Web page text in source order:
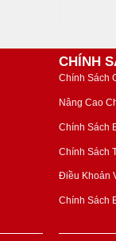
CHÍNH
Chính Sách
Nâng Cao
Chính Sách
Chính Sách
Điều Khoản
Chính Sách